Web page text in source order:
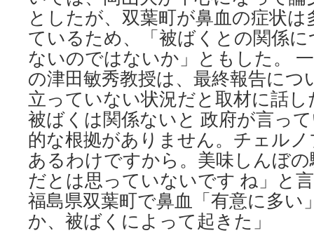
としたが、双葉町が鼻血の症状
ているため、「被ばくとの関係
ないのではないか」ともした。
の津田敏秀教授は、最終報告に
立っていない状況だと取材に話
被ばくは関係ないと 政府が言っ
的な根拠がありません。チェル
あるわけですから。美味しんぼ
だとは思っていないです ね」と
福島県双葉町で鼻血「有意に多
か、被ばくによって起きた」